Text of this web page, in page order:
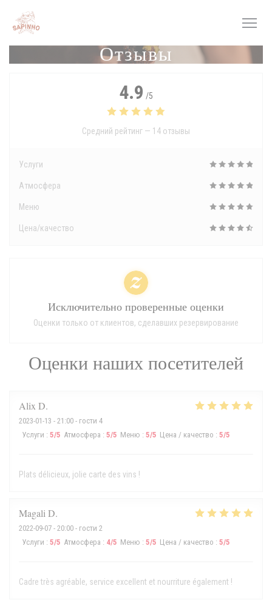
Отзывы
Оценки наших посетителей
Alix D
2023-01-13 - 21:00 - гости 4
Услуги : 5/5 Атмосфера : 5/5 Меню : 5/5 Цена / качество : 5/5
Plats délicieux, jolie carte des vins !
Magali D
2022-09-07 - 20:00 - гости 2
Услуги : 5/5 Атмосфера : 4/5 Меню : 5/5 Цена / качество : 5/5
Cadre très agréable, service excellent et nourriture également !
4.9 /5
Средний рейтинг — 14 отзывы
Услуги
Атмосфера
Меню
Цена/качество
Исключительно проверенные оценки
Оценки только от клиентов, сделавших резервирование